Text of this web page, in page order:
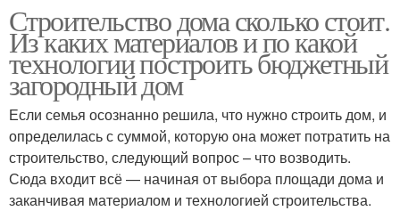
Строительство дома сколько стоит.
Из каких материалов и по какой
технологии построить бюджетный
загородный дом
Если семья осознанно решила, что нужно строить дом, и
определилась с суммой, которую она может потратить на
строительство, следующий вопрос – что возводить.
Сюда входит всё — начиная от выбора площади дома и
заканчивая материалом и технологией строительства.